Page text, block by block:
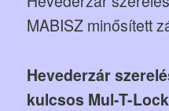
MABISZ minősített
Hevederzár
kulcsos Mul-T-